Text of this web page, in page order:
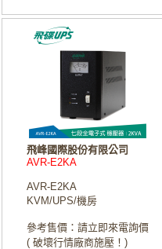
飛峰國際股份有限公司
AVR-E2KA
AVR-E2KA
KVM/UPS/機房
參考售價：請立即來電詢價
( 破壞行情廠商施壓！)